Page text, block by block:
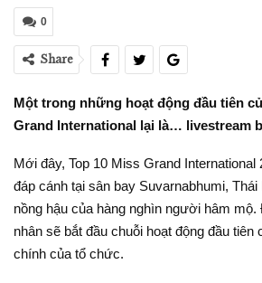
0
Share
Một trong những hoạt động đầu tiên
Grand International lại là… livestream
Mới đây, Top 10 Miss Grand International
đáp cánh tại sân bay Suvarnabhumi,
nồng hậu của hàng nghìn người hâm
nhân sẽ bắt đầu chuỗi hoạt động đầu
chính của tổ chức.